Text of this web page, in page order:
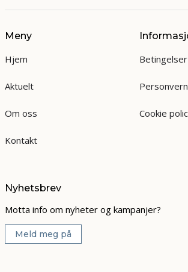
Meny
Hjem
Aktuelt
Om oss
Kontakt
Betingelser
Cookie
Nyhetsbrev
Motta info om nyheter og kampanjer?
Meld meg på